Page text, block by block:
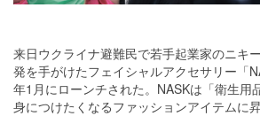
来日ウクライナ避難民で若手起業家のニキ
発を手がけたフェイシャルアクセサリー「
年1月にローンチされた。NASKは「衛生用
身につけたくなるファッションアイテムに